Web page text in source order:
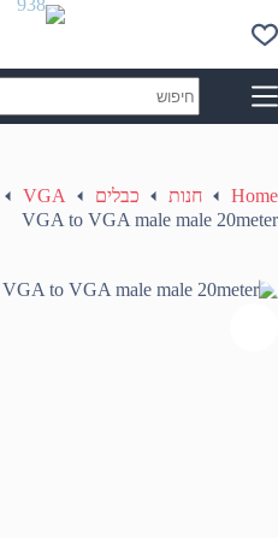
to
content
results
Home חנות כבלים
VGA
VGA to VGA male male 20meter